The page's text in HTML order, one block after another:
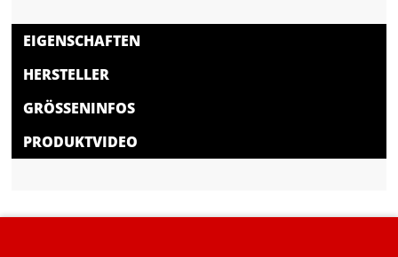
EIGENSCHAFTEN
HERSTELLER
GRÖSSENINFOS
PRODUKTVIDEO